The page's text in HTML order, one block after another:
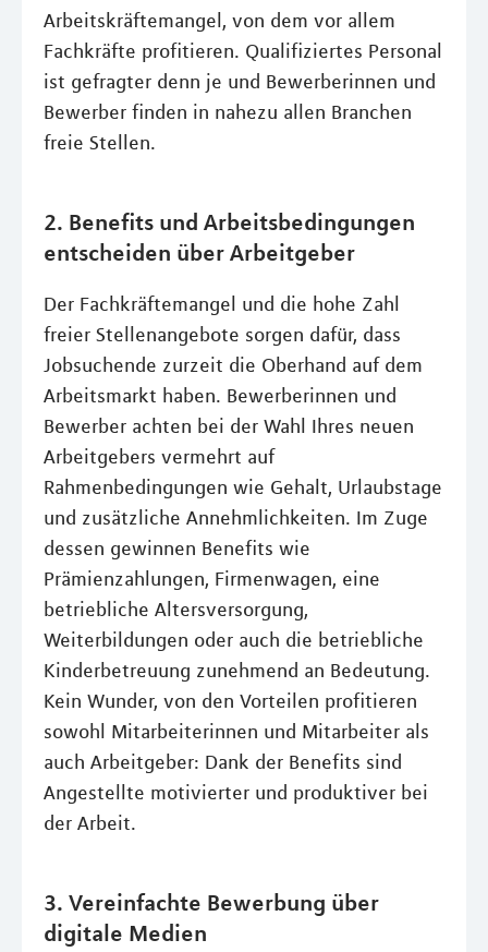
Arbeitskräftemangel, von dem vor allem
Fachkräfte profitieren. Qualifiziertes Personal
ist gefragter denn je und Bewerberinnen und
Bewerber finden in nahezu allen Branchen
freie Stellen.
2. Benefits und Arbeitsbedingungen
entscheiden über Arbeitgeber
Der Fachkräftemangel und die hohe Zahl
freier Stellenangebote sorgen dafür, dass
Jobsuchende zurzeit die Oberhand auf dem
Arbeitsmarkt haben. Bewerberinnen und
Bewerber achten bei der Wahl Ihres neuen
Arbeitgebers vermehrt auf
Rahmenbedingungen wie Gehalt, Urlaubstage
und zusätzliche Annehmlichkeiten. Im Zuge
dessen gewinnen Benefits wie
Prämienzahlungen, Firmenwagen, eine
betriebliche Altersversorgung,
Weiterbildungen oder auch die betriebliche
Kinderbetreuung zunehmend an Bedeutung.
Kein Wunder, von den Vorteilen profitieren
sowohl Mitarbeiterinnen und Mitarbeiter als
auch Arbeitgeber: Dank der Benefits sind
Angestellte motivierter und produktiver bei
der Arbeit.
3. Vereinfachte Bewerbung über
digitale Medien